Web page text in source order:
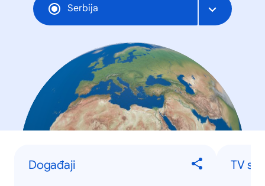
Serbija
Događaji
TV